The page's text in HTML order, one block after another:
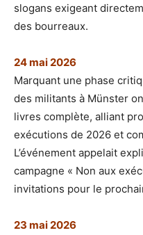
slogans exigeant
des bourreaux.
24 mai 2026
Marquant une phase
des militants à Münster
livres complète, alliant
exécutions de 2026 et
L’événement appelait
campagne « Non aux
invitations pour le
23 mai 2026